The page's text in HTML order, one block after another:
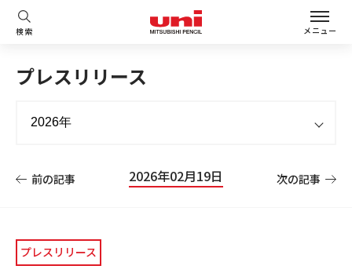
検索 メニュー
プレスリリース
前の記事 2026年02月19日 次の記事
プレスリリース